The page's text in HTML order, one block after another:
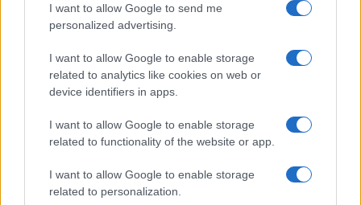
I want to allow Google to send me
personalized advertising.
I want to allow Google to enable storage
related to analytics like cookies on web or
device identifiers in apps.
I want to allow Google to enable storage
related to functionality of the website or app.
I want to allow Google to enable storage
related to personalization.
Sinagoga Vieja-Nueva
es también el hogar del
XVI, el rabino Jehud Löwa creó el golem de
arcilla y lo animó con aliento y un pergamino con
Golem se volvió loco y se volvió agresivo, el
cuando volvieran los tiempos difíciles para los
judíos, el Golem podría volver a despertar.